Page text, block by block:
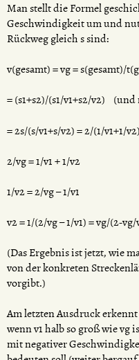
Man stellt die Formel
Geschwindigkeit um und
Rückweg gleich s sind:
v(gesamt) = vg = s(gesamt)/
= (s1+s2)/(s1/v1+s2/v2) (und
= 2s/(s/v1+s/v2) = 2/(1/v1+1/
2/vg = 1/v1 + 1/v2
1/v2 = 2/vg – 1/v1
v2 = 1/(2/vg – 1/v1) = vg/(2-vg/
(Das Ergebnis ist jetzt, wie
von der konkreten
vorgibt.)
Am letzten Ausdruck
wenn v1 halb so groß wie vg
mit negativer